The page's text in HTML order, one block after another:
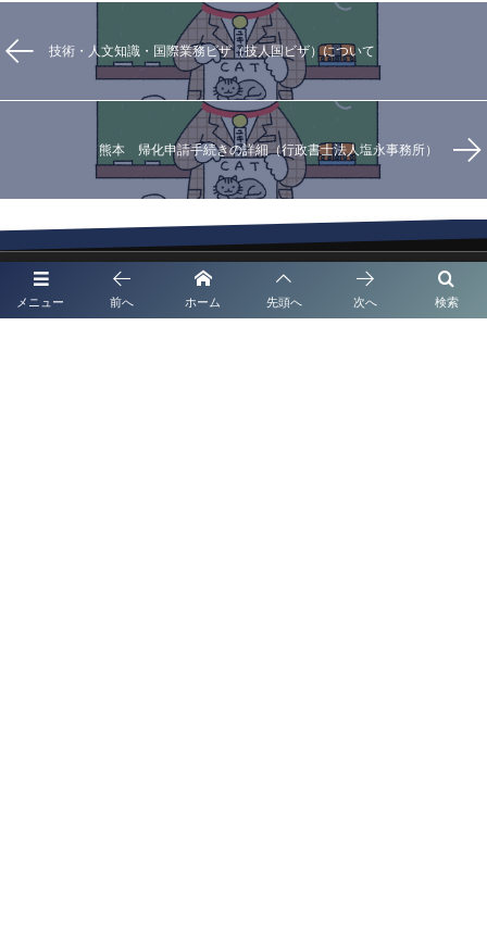
技術・人文知識・国際業務ビザ（技人国ビザ）について
熊本 帰化申請手続きの詳細（行政書士法人塩永事務所）
メニュー 検索
前へ ホーム 先頭へ 次へ